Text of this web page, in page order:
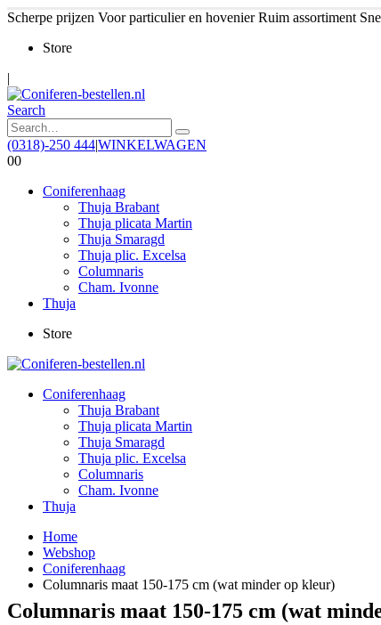
Scherpe prijzen Voor particulier en hovenierRuim assortiment
Store
|
Search
(0318)-250 444|WINKELWAGEN
00
Coniferenhaag
Thuja Brabant
Thuja plicata Martin
Thuja Smaragd
Thuja plic. Excelsa
Columnaris
Cham. Ivonne
Thuja
Store
Coniferenhaag
Thuja Brabant
Thuja plicata Martin
Thuja Smaragd
Thuja plic. Excelsa
Columnaris
Cham. Ivonne
Thuja
Home
Webshop
Coniferenhaag
Columnaris maat 150-175 cm (wat minder op kleur)
Columnaris maat 150-175 cm (wat